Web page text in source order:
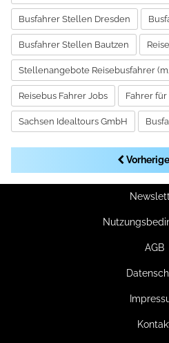
Busfahrer Stellen Dresden
Busfahrer Stellen Bautzen
Stellenangebote Reisebusfahrer
Reisebus Fahrer Jobs Fahrer
Sachsen Idealtours GmbH
AGB